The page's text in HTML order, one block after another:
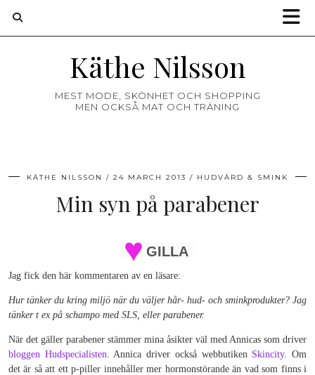
Käthe Nilsson
MEST MODE, SKÖNHET OCH SHOPPING
MEN OCKSÅ MAT OCH TRÄNING
KÄTHE NILSSON 24 MARCH 2013 HUDVÅRD & SMINK
Min syn på parabener
GILLA
Jag fick den här kommentaren av en läsare:
Hur tänker du kring miljö när du väljer hår- hud- och sminkprodukter? Jag
tänker t ex på schampo med SLS, eller parabener.
När det gäller parabener stämmer mina åsikter väl med Annicas som driver
bloggen Hudspecialisten. Annica driver också webbutiken Skincity. Om
det är så att ett p-piller innehåller mer hormonstörande än vad som finns i